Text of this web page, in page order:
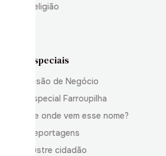
Religião
Especiais
Visão de Negócio
Especial Farroupilha
De onde vem esse nome?
Reportagens
Ilustre cidadão